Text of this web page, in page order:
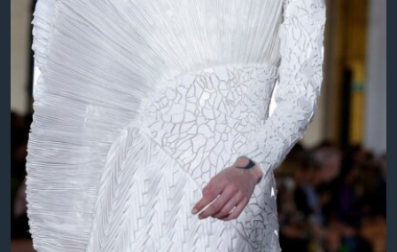
ສຽງ
ລາຍການກະຈາຍສຽງ
ລາຍງານ
ຕິດຕາມພວກເຮົາ ທີ່
ພາສາຕ່າງໆ